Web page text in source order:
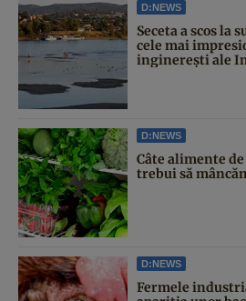
D:NEWS
Seceta a scos la
cele mai
inginerești ale
D:NEWS
Câte alimente
trebui să
D:NEWS
Fermele